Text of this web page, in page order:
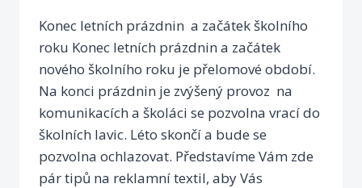
Konec letních prázdnin a začátek školního
roku Konec letních prázdnin a začátek
nového školního roku je přelomové období.
Na konci prázdnin je zvýšený provoz na
komunikacích a školáci se pozvolna vrací do
školních lavic. Léto skončí a bude se
pozvolna ochlazovat. Představíme Vám zde
pár tipů na reklamní textil, aby Vás